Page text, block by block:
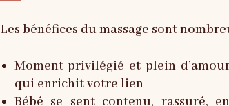
Les bénéfices du massage sont
Moment privilégié et plein
qui enrichit votre lien
Bébé se sent contenu, rassuré,